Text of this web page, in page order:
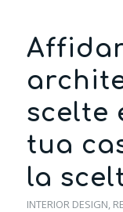
scelte
tua
la
INTERIOR DESIGN,